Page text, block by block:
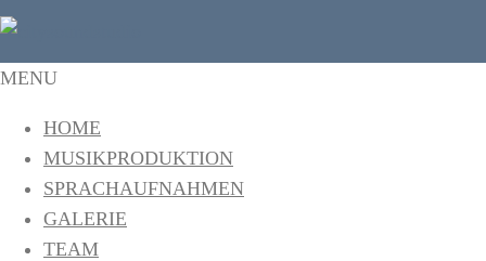
citysoundstudio
Das Tonstudio in Freiburg
MENU
HOME
MUSIKPRODUKTION
SPRACHAUFNAHMEN
GALERIE
TEAM